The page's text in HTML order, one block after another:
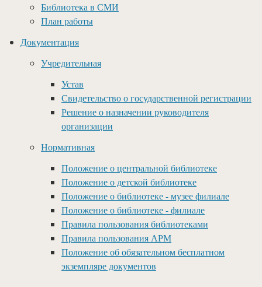
Библиотека в СМИ
План работы
Документация
Учредительная
Устав
Свидетельство о государственной регистрации
Решение о назначении руководителя
организации
Нормативная
Положение о центральной библиотеке
Положение о детской библиотеке
Положение о библиотеке - музее филиале
Положение о библиотеке - филиале
Правила пользования библиотеками
Правила пользования АРМ
Положение об обязательном бесплатном
экземпляре документов